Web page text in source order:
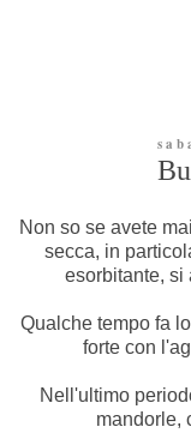
Non so se avete
secca, in
esorbitante, si
Qualche tempo fa
forte con
Nell'ultimo
mandorle,